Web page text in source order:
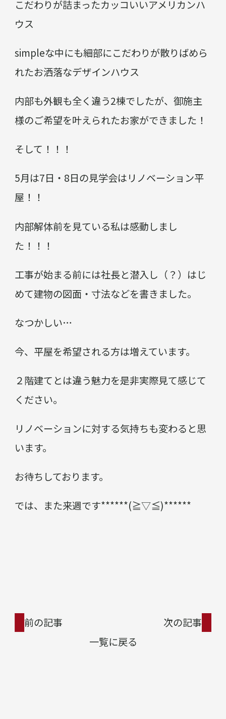
こだわりが詰まったカッコいいアメリカンハ
ウス
simpleな中にも細部にこだわりが散りばめら
れたお洒落なデザインハウス
内部も外観も全く違う2棟でしたが、御施主
様のご希望を叶えられたお家ができました！
そして！！！
5月は7日・8日の見学会はリノベーション平
屋！！
内部解体前を見ている私は感動しまし
た！！！
工事が始まる前には社長と潜入し（？）はじ
めて建物の図面・寸法などを書きました。
なつかしい…
今、平屋を希望される方は増えています。
２階建てとは違う魅力を是非実際見て感じて
ください。
リノベーションに対する気持ちも変わると思
います。
お待ちしております。
では、また来週です******(≧▽≦)******
前の記事
一覧に戻る
次の記事